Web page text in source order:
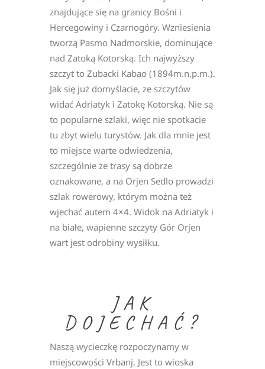
znajdujące się na granicy Bośni i
Hercegowiny i Czarnogóry. Wzniesienia
tworzą Pasmo Nadmorskie, dominujące
nad Zatoką Kotorską. Ich najwyższy
szczyt to Zubacki Kabao (1894m.n.p.m.).
Jak się już domyślacie, ze szczytów
widać Adriatyk i Zatokę Kotorską. Nie są
to popularne szlaki, więc nie spotkacie
tu zbyt wielu turystów. Jak dla mnie jest
to miejsce warte odwiedzenia,
szczególnie że trasy są dobrze
oznakowane, a na Orjen Sedlo prowadzi
szlak rowerowy, którym można też
wjechać autem 4×4. Widok na Adriatyk i
na białe, wapienne szczyty Gór Orjen
wart jest odrobiny wysiłku.
JAK
DOJECHAĆ?
Naszą wycieczkę rozpoczynamy w
miejscowości Vrbanj. Jest to wioska